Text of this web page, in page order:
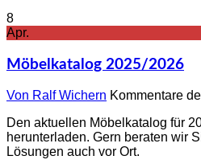
8
Apr.
Möbelkatalog 2025/2026
Von Ralf Wichern Kommentare
Den aktuellen Möbelkatalog für
herunterladen. Gern beraten wir
Lösungen auch vor Ort.